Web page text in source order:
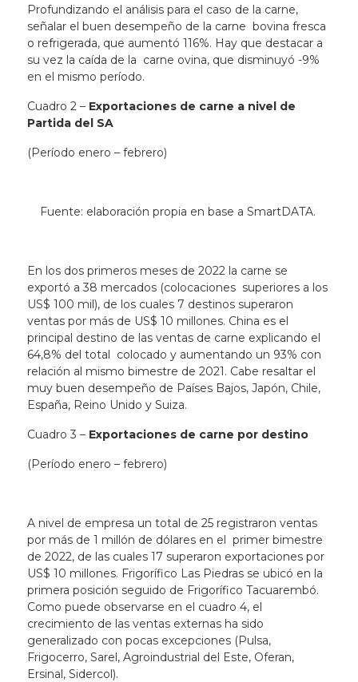
Profundizando el análisis para el caso de la carne,
señalar el buen desempeño de la carne bovina fresca
o refrigerada, que aumentó 116%. Hay que destacar a
su vez la caída de la carne ovina, que disminuyó -9%
en el mismo período.
Cuadro 2 – Exportaciones de carne a nivel de
Partida del SA
(Período enero – febrero)
Fuente: elaboración propia en base a SmartDATA.
En los dos primeros meses de 2022 la carne se
exportó a 38 mercados (colocaciones superiores a los
US$ 100 mil), de los cuales 7 destinos superaron
ventas por más de US$ 10 millones. China es el
principal destino de las ventas de carne explicando el
64,8% del total colocado y aumentando un 93% con
relación al mismo bimestre de 2021. Cabe resaltar el
muy buen desempeño de Países Bajos, Japón, Chile,
España, Reino Unido y Suiza.
Cuadro 3 – Exportaciones de carne por destino
(Período enero – febrero)
A nivel de empresa un total de 25 registraron ventas
por más de 1 millón de dólares en el primer bimestre
de 2022, de las cuales 17 superaron exportaciones por
US$ 10 millones. Frigorífico Las Piedras se ubicó en la
primera posición seguido de Frigorífico Tacuarembó.
Como puede observarse en el cuadro 4, el
crecimiento de las ventas externas ha sido
generalizado con pocas excepciones (Pulsa,
Frigocerro, Sarel, Agroindustrial del Este, Oferan,
Ersinal, Sidercol).